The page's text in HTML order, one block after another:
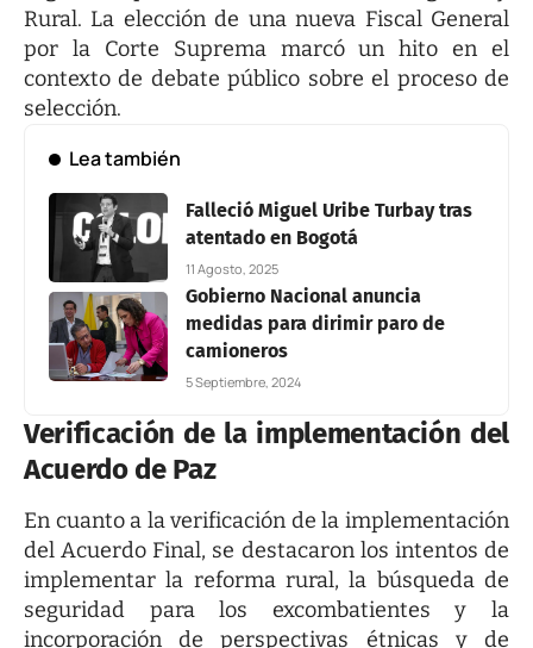
Rural. La elección de una nueva Fiscal General
por la Corte Suprema marcó un hito en el
contexto de debate público sobre el proceso de
selección.
Lea también
Falleció Miguel Uribe Turbay tras
atentado en Bogotá
11 Agosto, 2025
Gobierno Nacional anuncia
medidas para dirimir paro de
camioneros
5 Septiembre, 2024
Verificación de la implementación del
Acuerdo de Paz
En cuanto a la verificación de la implementación
del Acuerdo Final, se destacaron los intentos de
implementar la reforma rural, la búsqueda de
seguridad para los excombatientes y la
incorporación de perspectivas étnicas y de